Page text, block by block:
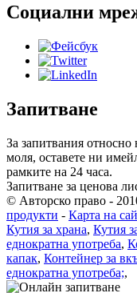
Социални
Запитване
За запитвания
моля, оставете ни
рамките на 24 часа.
Запитване за ценова
© Авторско право -
продукти - Карта на
Кутия за храна, Кутия
еднократна употреба,
капак, Контейнер за
еднократна употреба;,